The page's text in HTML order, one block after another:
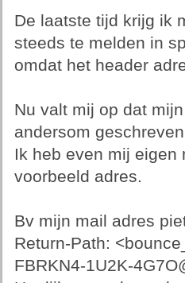
De laatste tijd krijg ik
steeds te melden in
omdat het header
Nu valt mij op dat
andersom
Ik heb even mij eigen
voorbeeld adres.
Bv mijn mail adres
Return-Path:
FBRKN4-1U2K-